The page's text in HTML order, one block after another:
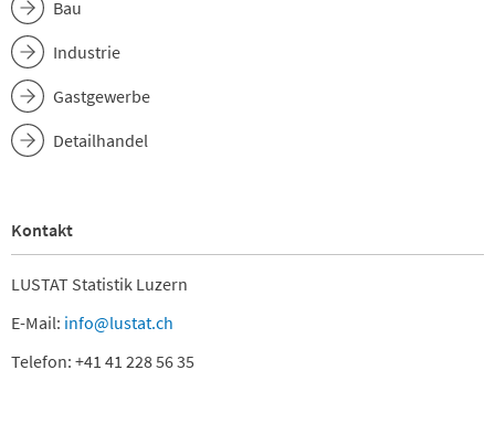
Bau
Industrie
Gastgewerbe
Detailhandel
Kontakt
LUSTAT Statistik Luzern
E-Mail: info@lustat.ch
Telefon: +41 41 228 56 35